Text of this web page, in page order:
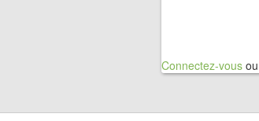
Connectez-vousou